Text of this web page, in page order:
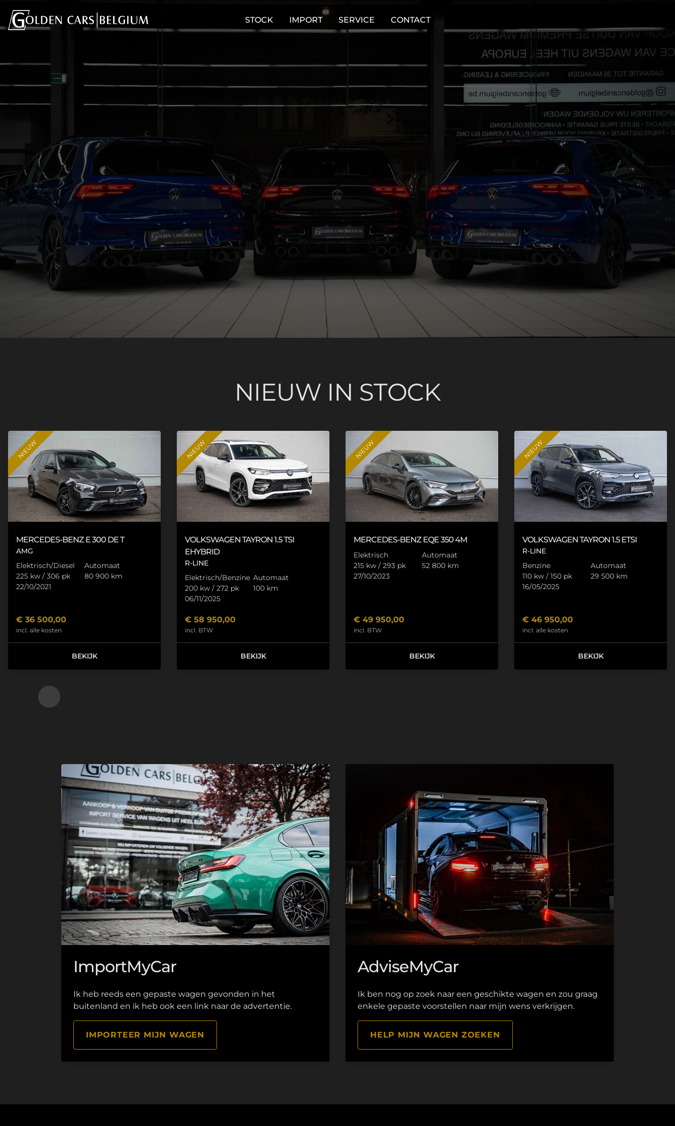
STOCK IMPORT SERVICE CONTACT
NIEUW IN STOCK
NIEUW
MERCEDES-BENZ E 300 DE T
AMG
Elektrisch/Diesel
Automaat
225 kw / 306 pk
80 900 km
22/10/2021
€ 36 500,00
incl. alle kosten
BEKIJK
NIEUW
VOLKSWAGENTAYRON1.5 TSI
EHYBRID
R-LINE
Elektrisch/Benzine Automaat
200 kw / 272 pk
100 km
06/11/2025
€ 58 950,00
incl. BTW
BEKIJK
NIEUW
MERCEDES-BENZ EQE 3504M
Elektrisch
Automaat
215 kw / 293 pk
52 800 km
27/10/2023
€ 49 950,00
incl. BTW
BEKIJK
NIEUW
VOLKSWAGENTAYRON1.5 ETSI
R-LINE
Benzine
Automaat
110 kw / 150 pk
29 500 km
16/05/2025
€ 46 950,00
incl. alle kosten
BEKIJK
ImportMyCar
Ik heb reeds een gepaste wagen gevonden in het
buitenland en ik heb ook een link naar de advertentie.
IMPORTEER MIJN WAGEN
AdviseMyCar
Ik ben nog op zoek naar een geschikte wagen en zou graag
enkele gepaste voorstellen naar mijn wens verkrijgen.
HELP MIJN WAGEN ZOEKEN